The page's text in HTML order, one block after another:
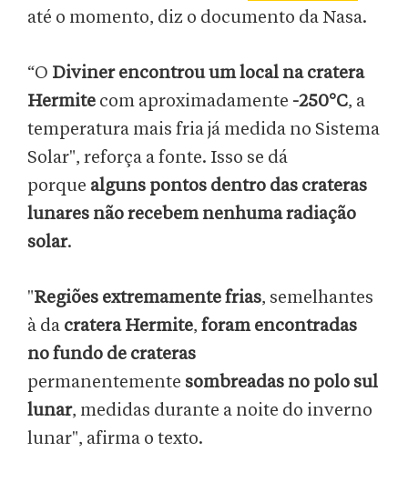
até o momento, diz o documento da Nasa.
“O Diviner encontrou um local na cratera
Hermite com aproximadamente -250°C, a
temperatura mais fria já medida no Sistema
Solar", reforça a fonte. Isso se dá
porque alguns pontos dentro das crateras
lunares não recebem nenhumaradiação
solar.
"Regiões extremamente frias, semelhantes
à da cratera Hermite, foram encontradas
no fundo de crateras
permanentemente sombreadas no polo sul
lunar, medidas durante a noite do inverno
lunar", afirma o texto.